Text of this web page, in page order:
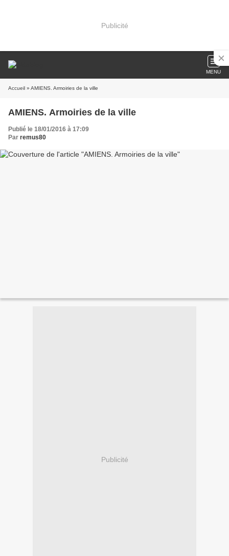
Publicité
MENU
Accueil » AMIENS. Armoiries de la ville
AMIENS. Armoiries de la ville
Publié le 18/01/2016 à 17:09
Par remus80
Publicité